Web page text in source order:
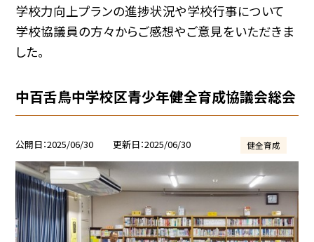
学校力向上プランの進捗状況や学校行事について
学校協議員の方々からご感想やご意見をいただきま
した。
中百舌鳥中学校区青少年健全育成協議会総会
公開日 2025/06/30 更新日 2025/06/30 健全育成